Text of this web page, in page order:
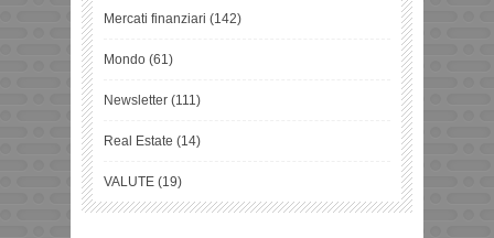
Mercati finanziari (142)
Mondo (61)
Newsletter (111)
Real Estate (14)
VALUTE (19)